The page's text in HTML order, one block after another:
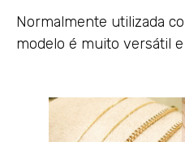
Normalmente utilizada
modelo é muito versátil